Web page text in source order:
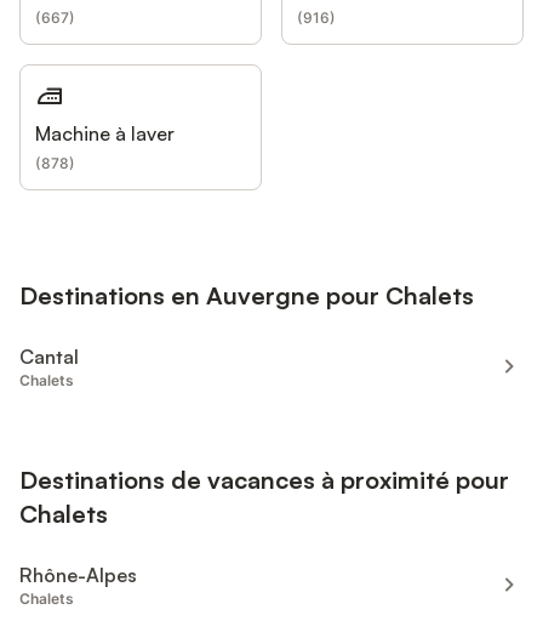
(667) (916)
Machine à laver
(878)
Destinations en Auvergne pour Chalets
Cantal
Chalets
Destinations de vacances à proximité pour
Chalets
Rhône-Alpes
Chalets